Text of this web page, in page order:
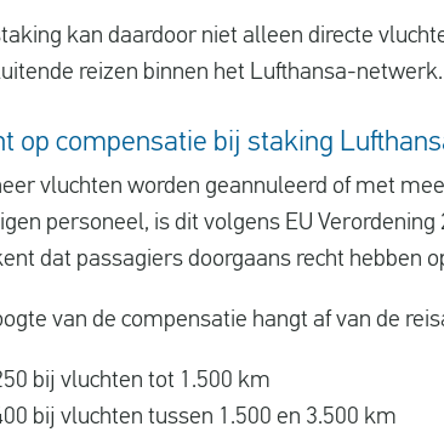
kan daardoor niet alleen directe
reizen binnen het Lufthansa-netwerk.
op compensatie bij staking
vluchten worden geannuleerd of met
personeel, is dit volgens EU
dat passagiers doorgaans recht hebben
van de compensatie hangt af van de
bij vluchten tot 1.500 km
bij vluchten tussen 1.500 en 3.500 km